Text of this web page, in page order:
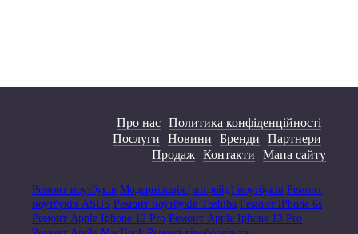
Про нас Политика конфіденційності
Послуги
Новини Бренди
Партнери
Продаж Контакти Мапа сайту
Ремонт ноутбуків Модернізація (апгрейд) ноутбуків Ремонт
ноутбуків ASUS Ремонт ноутбуків Toshiba Ремонт iPhone 6s
Ремонт Apple Iphone 12 Pro Ремонт Apple Iphone 13 Pro